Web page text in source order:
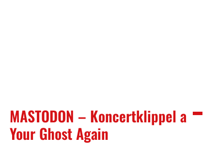
MASTODON – Koncertklippel a
Your Ghost Again